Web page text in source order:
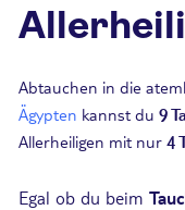
Abtauchen in die
Ägypten kannst du 9
Allerheiligen mit nur 4
Egal ob du beim